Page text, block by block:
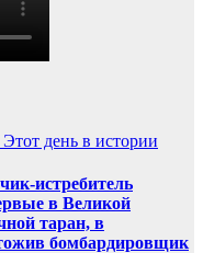
Этот день в истории
истребитель
в Великой
таран, в
бомбардировщик